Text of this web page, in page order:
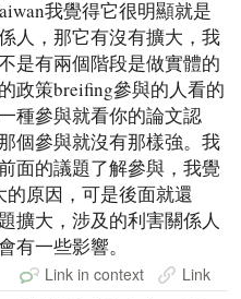
我覺得它很明顯就是
人，那它有沒有擴大，我
是有兩個階段是做實體的
政策breifing參與的人看的
種參與就看你的論文認
個參與就沒有那樣強。我
面的議題了解參與，我覺
原因，可是後面就還
擴大，涉及的利害關係人
有一些影響。
Link in context Link